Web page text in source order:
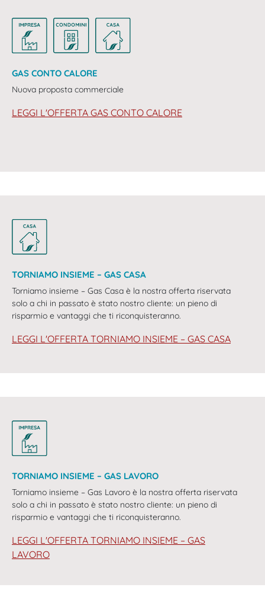
GAS CONTO CALORE
Nuova proposta commerciale
LEGGI L'OFFERTA GAS CONTO CALORE
TORNIAMO INSIEME – GAS CASA
Torniamo insieme – Gas Casa è la nostra offerta riservata
solo a chi in passato è stato nostro cliente: un pieno di
risparmio e vantaggi che ti riconquisteranno.
LEGGI L'OFFERTA TORNIAMO INSIEME – GAS CASA
TORNIAMO INSIEME – GAS LAVORO
Torniamo insieme – Gas Lavoro è la nostra offerta riservata
solo a chi in passato è stato nostro cliente: un pieno di
risparmio e vantaggi che ti riconquisteranno.
LEGGI L'OFFERTA TORNIAMO INSIEME – GAS
LAVORO